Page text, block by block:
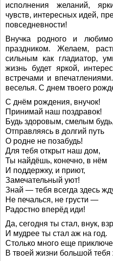
исполнения желаний,
чувств, интересных идей,
повседневности!
Внучка родного и
праздником. Желаем,
сильным как гладиатор,
жизнь будет яркой,
встречами и
веселья. С днем твоего
С днём рождения, внучок!
Принимай наш поздравок!
Будь здоровым, смелым будь,
Отправляясь в долгий путь
О родне не позабудь!
Для тебя открыт наш дом,
Ты найдёшь, конечно, в нём
И поддержку, и приют,
Замечательный уют!
Знай — тебя всегда здесь
Не печалься, не грусти —
Радостно вперёд иди!
Да, сегодня ты стал, внук,
И мудрее ты стал аж на год.
Столько много еще
В твоей жизни большой тебя